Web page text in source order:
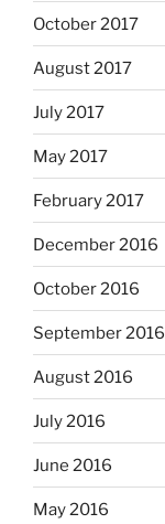
October 2017
August 2017
July 2017
May 2017
February 2017
December 2016
October 2016
September 2016
August 2016
July 2016
June 2016
May 2016